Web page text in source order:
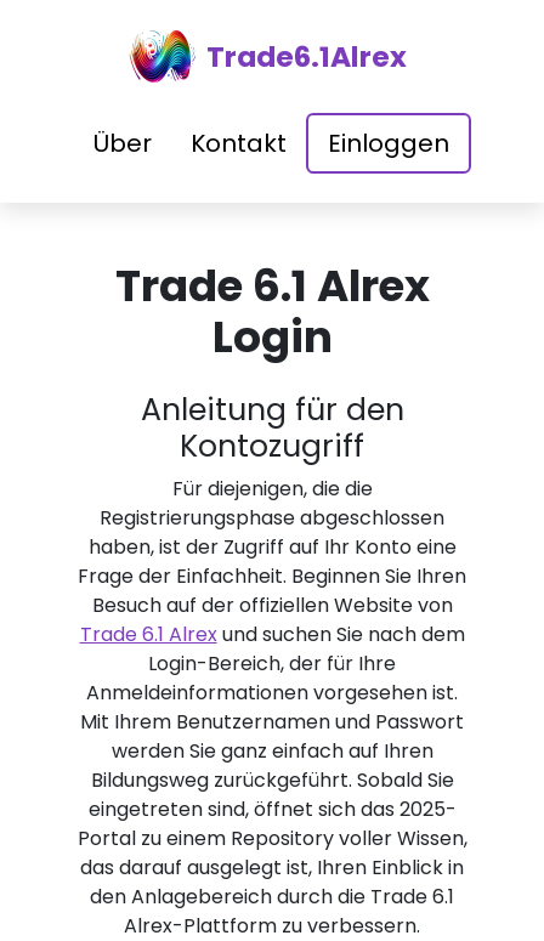
Trade6.1Alrex
Über Kontakt Einloggen
Trade 6.1 Alrex
Login
Anleitung für den
Kontozugriff
Für diejenigen, die die
Registrierungsphase abgeschlossen
haben, ist der Zugriff auf Ihr Konto eine
Frage der Einfachheit. Beginnen Sie Ihren
Besuch auf der offiziellen Website von
Trade 6.1 Alrexund suchen Sie nach dem
Login-Bereich, der für Ihre
Anmeldeinformationen vorgesehen ist.
Mit Ihrem Benutzernamen und Passwort
werden Sie ganz einfach auf Ihren
Bildungsweg zurückgeführt. Sobald Sie
eingetreten sind, öffnet sich das 2025-
Portal zu einem Repository voller Wissen,
das darauf ausgelegt ist, Ihren Einblick in
den Anlagebereich durch die Trade 6.1
Alrex-Plattform zu verbessern.